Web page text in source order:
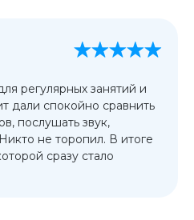
регулярных занятий и
дали спокойно сравнить
послушать звук,
не торопил. В итоге
сразу стало